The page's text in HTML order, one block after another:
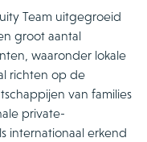
Team uitgegroeid
groot aantal
waaronder lokale
richten op de
van families
private-
internationaal erkend